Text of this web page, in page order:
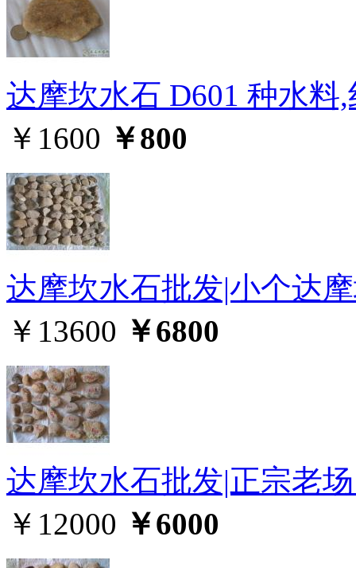
达摩坎水石 D601 种水料
￥1600 ￥800
达摩坎水石批发|小个达
￥13600 ￥6800
达摩坎水石批发|正宗老
￥12000 ￥6000